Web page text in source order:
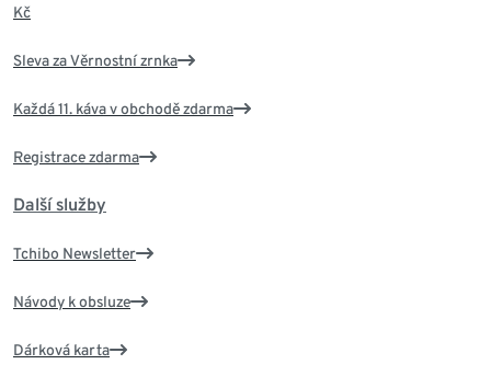
Kč
Sleva za Věrnostní zrnka
Každá 11. káva v obchodě zdarma
Registrace zdarma
Další služby
Tchibo Newsletter
Návody k obsluze
Dárková karta